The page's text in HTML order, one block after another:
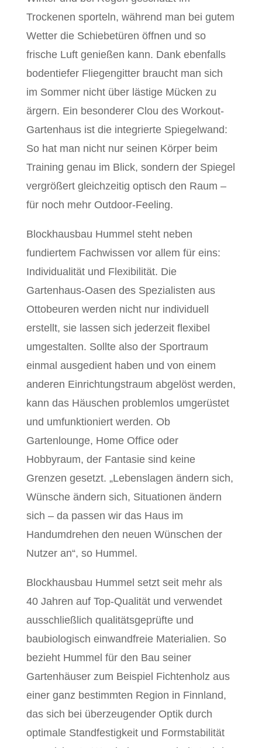
Trockenen sporteln, während man bei gutem
Wetter die Schiebetüren öffnen und so
frische Luft genießen kann. Dank ebenfalls
bodentiefer Fliegengitter braucht man sich
im Sommer nicht über lästige Mücken zu
ärgern. Ein besonderer Clou des Workout-
Gartenhaus ist die integrierte Spiegelwand:
So hat man nicht nur seinen Körper beim
Training genau im Blick, sondern der Spiegel
vergrößert gleichzeitig optisch den Raum –
für noch mehr Outdoor-Feeling.
Blockhausbau Hummel steht neben
fundiertem Fachwissen vor allem für eins:
Individualität und Flexibilität. Die
Gartenhaus-Oasen des Spezialisten aus
Ottobeuren werden nicht nur individuell
erstellt, sie lassen sich jederzeit flexibel
umgestalten. Sollte also der Sportraum
einmal ausgedient haben und von einem
anderen Einrichtungstraum abgelöst werden,
kann das Häuschen problemlos umgerüstet
und umfunktioniert werden. Ob
Gartenlounge, Home Office oder
Hobbyraum, der Fantasie sind keine
Grenzen gesetzt. „Lebenslagen ändern sich,
Wünsche ändern sich, Situationen ändern
sich – da passen wir das Haus im
Handumdrehen den neuen Wünschen der
Nutzer an“, so Hummel.
Blockhausbau Hummel setzt seit mehr als
40 Jahren auf Top-Qualität und verwendet
ausschließlich qualitätsgeprüfte und
baubiologisch einwandfreie Materialien. So
bezieht Hummel für den Bau seiner
Gartenhäuser zum Beispiel Fichtenholz aus
einer ganz bestimmten Region in Finnland,
das sich bei überzeugender Optik durch
optimale Standfestigkeit und Formstabilität